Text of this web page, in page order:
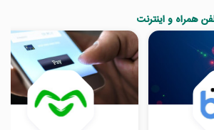
همراه و اینترنت